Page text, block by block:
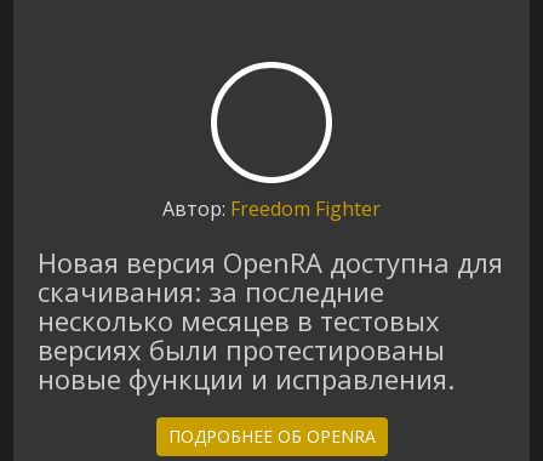
Автор: Freedom Fighter
Новая версия OpenRA доступна для
скачивания: за последние
несколько месяцев в тестовых
версиях были протестированы
новые функции и исправления.
ПОДРОБНЕЕ ОБ OPENRA